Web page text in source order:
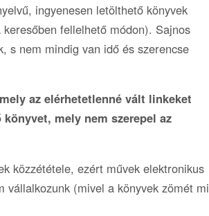
ingyenesen letölthető könyvek
fellelhető módon). Sajnos
s nem mindig van idő és szerencse
az elérhetetlenné vált linkeket
mely nem szerepel az
közzététele, ezért művek elektronikus
(mivel a könyvek zömét mi